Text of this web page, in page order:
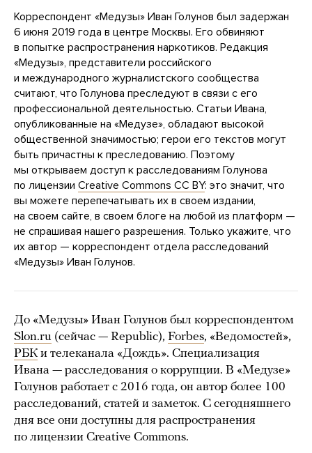
Корреспондент «Медузы» Иван Голунов был задержан
6 июня 2019 года в центре Москвы. Его обвиняют
в попытке распространения наркотиков. Редакция
«Медузы», представители российского
и международного журналистского сообщества
считают, что Голунова преследуют в связи с его
профессиональной деятельностью. Статьи Ивана,
опубликованные на «Медузе», обладают высокой
общественной значимостью; герои его текстов могут
быть причастны к преследованию. Поэтому
мы открываем доступ к расследованиям Голунова
по лицензии Creative Commons CC BY: это значит, что
вы можете перепечатывать их в своем издании,
на своем сайте, в своем блоге на любой из платформ —
не спрашивая нашего разрешения. Только укажите, что
их автор — корреспондент отдела расследований
«Медузы» Иван Голунов.
До «Медузы» Иван Голунов был корреспондентом
Slon.ru (сейчас — Republic), Forbes, «Ведомостей»,
РБК и телеканала «Дождь». Специализация
Ивана — расследования о коррупции. В «Медузе»
Голунов работает с 2016 года, он автор более 100
расследований, статей и заметок. С сегодняшнего
дня все они доступны для распространения
по лицензии Creative Commons.